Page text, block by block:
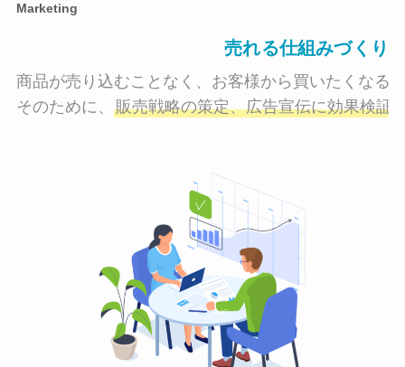
Marketing
売れる仕組みづくり
商品が売り込むことなく、お客様から買いたくなる
そのために、 販売戦略の策定、広告宣伝に効果検証